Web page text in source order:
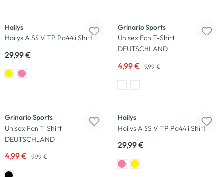
Hailys
Hailys A SS V TP Pa44li Shirt
29,99 €
Grinario Sports
Unisex Fan T-Shirt
DEUTSCHLAND
4,99 € 9,99 €
Grinario Sports
Unisex Fan T-Shirt
DEUTSCHLAND
4,99 € 9,99 €
Hailys
Hailys A SS V TP Pa44li Shirt
29,99 €